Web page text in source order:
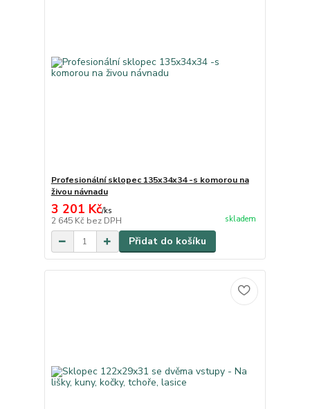
Profesionální sklopec 135x34x34 -s komorou na
živou návnadu
3 201 Kč/ks
2 645 Kč bez DPH skladem
Přidat do košíku